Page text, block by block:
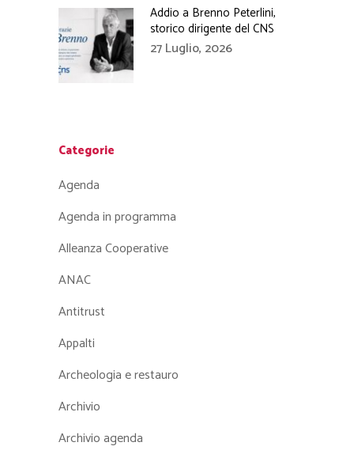
Addio a Brenno Peterlini,
storico dirigente del CNS
27 Luglio, 2026
Categorie
Agenda
Agenda in programma
Alleanza Cooperative
ANAC
Antitrust
Appalti
Archeologia e restauro
Archivio
Archivio agenda